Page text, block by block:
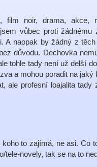
film noir, drama, akce,
vůbec proti žádnému
A naopak by žádný z
důvodu. Dechovka
tohle tady není už delší
a mohou poradit na jaký
ale profesní loajalita tady
to zajímá, ne asi. Co
tele-novely, tak se na to